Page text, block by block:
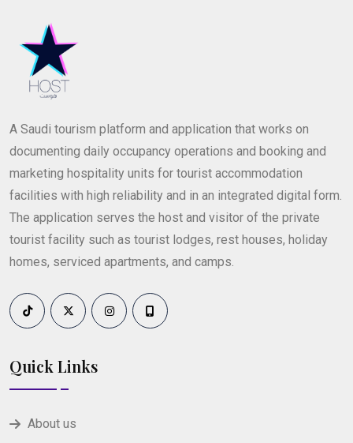
A Saudi tourism platform and application that works on
documenting daily occupancy operations and booking and
marketing hospitality units for tourist accommodation
facilities with high reliability and in an integrated digital form.
The application serves the host and visitor of the private
tourist facility such as tourist lodges, rest houses, holiday
homes, serviced apartments, and camps.
Quick Links
About us